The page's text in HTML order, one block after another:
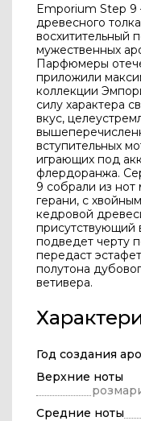
Emporium Step 9
древесного
восхитительный
мужественных
Парфюмеры
приложили
коллекции
силу характера
вкус,
вступительных
играющих под
флердоранжа.
9 собрали из
герани, с
кедровой
присутствующий
подведет черту
передаст
полутона
ветивера.
Год создания
Верхние ноты
Средние ноты